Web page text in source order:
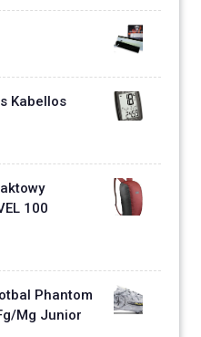
Kabellos
100
Phantom
Mg Junior